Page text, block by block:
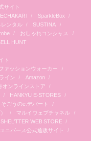
サイト
SparkleBox
ンタル
SUSTINA
おしゃれコンシャス
HUNT
ト
ァッションウォーカー
イン
Amazon
オンラインストア
HANKYU E-STORES
そごうのe.デパート
マルイウェブチャネル
SHEL’TTER WEB STORE
ニバース公式通販サイト